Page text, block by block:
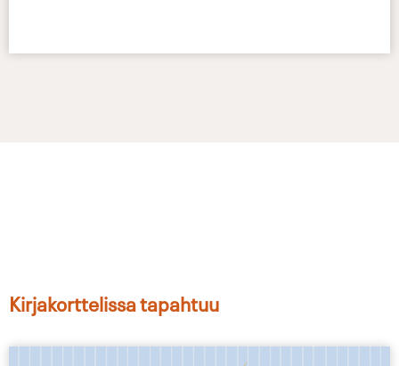
Kirjakorttelissa tapahtuu